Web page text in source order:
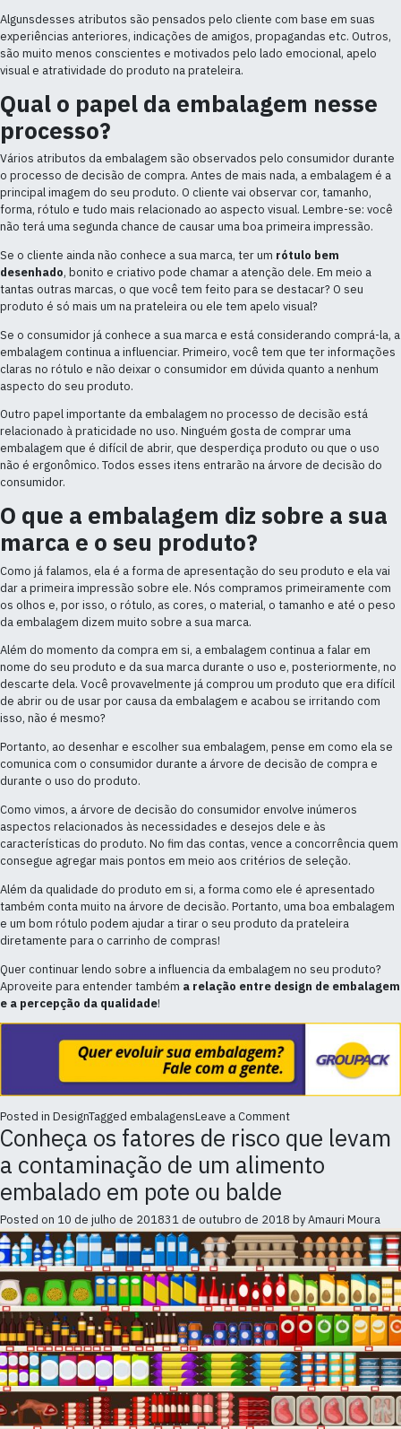
Algunsdesses atributos são pensados pelo cliente com base em suas
experiências anteriores, indicações de amigos, propagandas etc. Outros,
são muito menos conscientes e motivados pelo lado emocional, apelo
visual e atratividade do produto na prateleira.
Qual o papel da embalagem nesse
processo?
Vários atributos da embalagem são observados pelo consumidor durante
o processo de decisão de compra. Antes de mais nada, a embalagem é a
principal imagem do seu produto. O cliente vai observar cor, tamanho,
forma, rótulo e tudo mais relacionado ao aspecto visual. Lembre-se: você
não terá uma segunda chance de causar uma boa primeira impressão.
Se o cliente ainda não conhece a sua marca, ter um rótulo bem
desenhado, bonito e criativo pode chamar a atenção dele. Em meio a
tantas outras marcas, o que você tem feito para se destacar? O seu
produto é só mais um na prateleira ou ele tem apelo visual?
Se o consumidor já conhece a sua marca e está considerando comprá-la, a
embalagem continua a influenciar. Primeiro, você tem que ter informações
claras no rótulo e não deixar o consumidor em dúvida quanto a nenhum
aspecto do seu produto.
Outro papel importante da embalagem no processo de decisão está
relacionado à praticidade no uso. Ninguém gosta de comprar uma
embalagem que é difícil de abrir, que desperdiça produto ou que o uso
não é ergonômico. Todos esses itens entrarão na árvore de decisão do
consumidor.
O que a embalagem diz sobre a sua
marca e o seu produto?
Como já falamos, ela é a forma de apresentação do seu produto e ela vai
dar a primeira impressão sobre ele. Nós compramos primeiramente com
os olhos e, por isso, o rótulo, as cores, o material, o tamanho e até o peso
da embalagem dizem muito sobre a sua marca.
Além do momento da compra em si, a embalagem continua a falar em
nome do seu produto e da sua marca durante o uso e, posteriormente, no
descarte dela. Você provavelmente já comprou um produto que era difícil
de abrir ou de usar por causa da embalagem e acabou se irritando com
isso, não é mesmo?
Portanto, ao desenhar e escolher sua embalagem, pense em como ela se
comunica com o consumidor durante a árvore de decisão de compra e
durante o uso do produto.
Como vimos, a árvore de decisão do consumidor envolve inúmeros
aspectos relacionados às necessidades e desejos dele e às
características do produto. No fim das contas, vence a concorrência quem
consegue agregar mais pontos em meio aos critérios de seleção.
Além da qualidade do produto em si, a forma como ele é apresentado
também conta muito na árvore de decisão. Portanto, uma boa embalagem
e um bom rótulo podem ajudar a tirar o seu produto da prateleira
diretamente para o carrinho de compras!
Quer continuar lendo sobre a influencia da embalagem no seu produto?
Aproveite para entender também a relação entre design de embalagem
e a percepção da qualidade!
Posted in DesignTagged embalagensLeave a Commenton
Árvore
de
decisão
qual
o
papel
da
embalagem?
Conheça os fatores de risco que levam
a contaminação de um alimento
embalado em pote ou balde
Posted on 10 de julho de 201831 de outubro de 2018 byAmauri Moura